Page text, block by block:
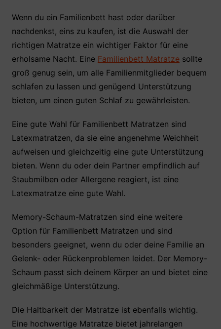
c
e
b
o
o
k
itt
er
at
s
A
p
p
er
e
st
le
n
Wenn du ein Familienbett hast oder darüber
nachdenkst, eins zu kaufen, ist die Auswahl der
richtigen Matratze ein wichtiger Faktor für eine
erholsame Nacht. Eine Familienbett Matratzesollte
groß genug sein, um alle Familienmitglieder bequem
schlafen zu lassen und genügend Unterstützung
bieten, um einen guten Schlaf zu gewährleisten.
Eine gute Wahl für Familienbett Matratzen sind
Latexmatratzen, da sie eine angenehme Weichheit
aufweisen und gleichzeitig eine gute Unterstützung
bieten. Wenn du oder dein Partner empfindlich auf
Staubmilben oder Allergene reagiert, ist eine
Latexmatratze eine gute Wahl.
Memory-Schaum-Matratzen sind eine weitere
Option für Familienbett Matratzen und sind
besonders geeignet, wenn du oder deine Familie an
Gelenk- oder Rückenproblemen leidet. Der Memory-
Schaum passt sich deinem Körper an und bietet eine
gleichmäßige Unterstützung.
Die Haltbarkeit der Matratze ist ebenfalls wichtig.
Eine hochwertige Matratze bietet jahrelangen